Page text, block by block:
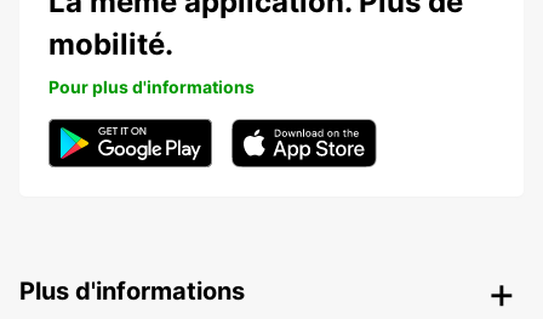
mobilité.
Pour plus d'informations
Plus d'informations